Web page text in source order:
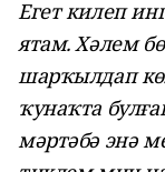
Егет килеп
ятам. Хәлем
шарҡылдап
ҡунаҡта
мәртәбә энә